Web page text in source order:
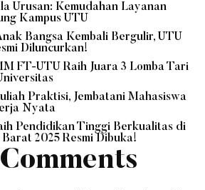
Urusan: Kemudahan Layanan
Kampus UTU
Bangsa Kembali Bergulir, UTU
Diluncurkan!
FT-UTU Raih Juara 3 Lomba Tari
Praktisi, Jembatani Mahasiswa
Nyata
Pendidikan Tinggi Berkualitas di
2025 Resmi Dibuka!